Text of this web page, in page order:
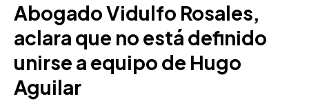
Abogado Vidulfo Rosales,
aclara que no está definido
unirse a equipo de Hugo
Aguilar